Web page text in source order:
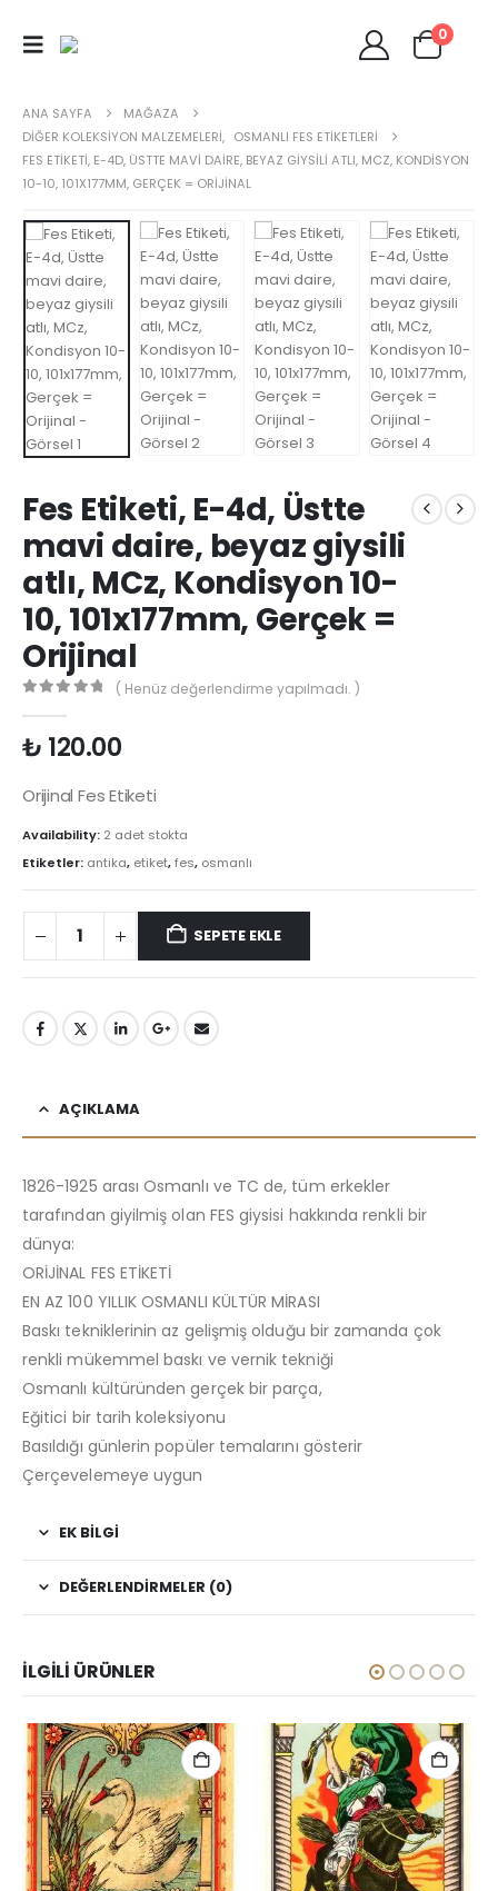
0
ANA SAYFA
MAĞAZA
DIĞER KOLEKSIYON MALZEMELERI, OSMANLI FES ETIKETLERI
FES ETIKETI, E-4D, ÜSTTE MAVI DAIRE, BEYAZ GIYSILI ATLI, MCZ, KONDISYON
10-10, 101X177MM, GERÇEK = ORIJINAL
Fes Etiketi, E-4d, Üstte
mavi daire, beyaz giysili
atlı, MCz, Kondisyon 10-
10, 101x177mm, Gerçek =
Orijinal
( Henüz değerlendirme yapılmadı. )
₺ 120.00
Orijinal Fes Etiketi
Availability: 2 adet stokta
Etiketler: antika, etiket,fes, osmanlı
SEPETE EKLE
AÇIKLAMA
1826-1925 arası Osmanlı ve TC de, tüm erkekler
tarafından giyilmiş olan FES giysisi hakkında renkli bir
dünya:
ORİJİNAL FES ETİKETİ
EN AZ 100 YILLIK OSMANLI KÜLTÜR MİRASI
Baskı tekniklerinin az gelişmiş olduğu bir zamanda çok
renkli mükemmel baskı ve vernik tekniği
Osmanlı kültüründen gerçek bir parça,
Eğitici bir tarih koleksiyonu
Basıldığı günlerin popüler temalarını gösterir
Çerçevelemeye uygun
EK BILGI
DEĞERLENDIRMELER (0)
İLGILI ÜRÜNLER